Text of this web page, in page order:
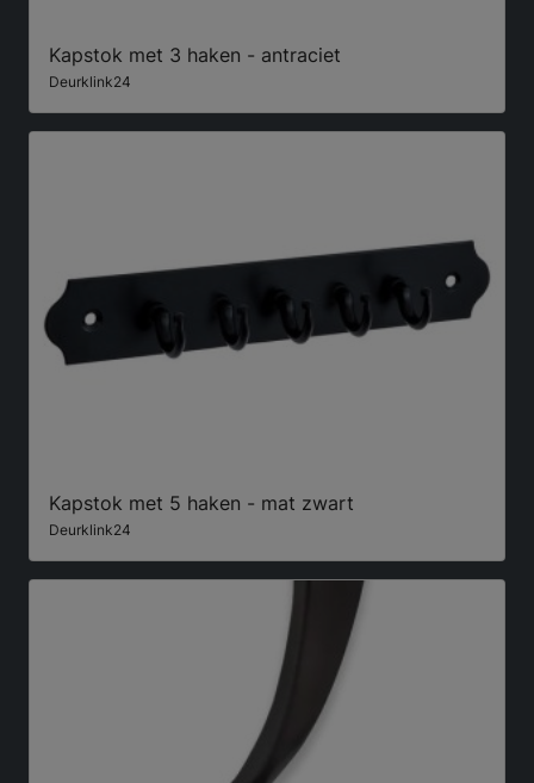
Kapstok met 3 haken - antraciet
Deurklink24
Kapstok met 5 haken - mat zwart
Deurklink24